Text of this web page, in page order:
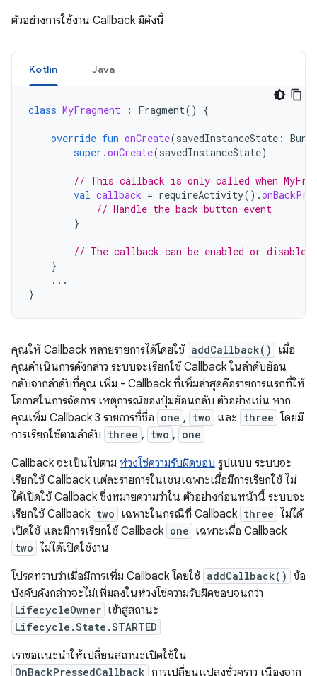
ตัวอย่างการใช้งาน Callback มีดังนี้
Kotlin Java
class MyFragment : Fragment() {
override fun onCreate(savedInstanceState :
super .onCreate(savedInstanceState)
// This callback is only called when
val callback = requireActivity().
// Handle the back button event
}
// The callback can be enabled or
}
...
}
คุณให้ Callback หลายรายการได้โดยใช้ addCallback()
เมื่อ
คุณดำเนินการดังกล่าว ระบบจะเรียกใช้ Callback ในลำดับย้อน
กลับจากลำดับที่คุณ เพิ่ม - Callback ที่เพิ่มล่าสุดคือรายการแรกที่ให้
โอกาสในการจัดการ เหตุการณ์ของปุ่มย้อนกลับ ตัวอย่างเช่น หาก
คุณเพิ่ม Callback 3 รายการที่ชื่อ one , two และ three โดยมี
การเรียกใช้ตามลำดับ three , two , one
Callback จะเป็นไปตาม ห่วงโซ่ความรับผิดชอบ รูปแบบ ระบบจะ
เรียกใช้ Callback แต่ละรายการในเชนเฉพาะเมื่อมีการเรียกใช้ ไม่
ได้เปิดใช้ Callback ซึ่งหมายความว่าใน ตัวอย่างก่อนหน้านี้ ระบบจะ
เรียกใช้ Callback two เฉพาะในกรณีที่ Callback three ไม่ได้
เปิดใช้ และมีการเรียกใช้ Callback one เฉพาะเมื่อ Callback
two ไม่ได้เปิดใช้งาน
โปรดทราบว่าเมื่อมีการเพิ่ม Callback โดยใช้ addCallback() ข้อ
บังคับดังกล่าวจะไม่เพิ่มลงในห่วงโซ่ความรับผิดชอบจนกว่า
LifecycleOwner เข้าสู่สถานะ
Lifecycle.State.STARTED
เราขอแนะนำให้เปลี่ยนสถานะเปิดใช้ใน
OnBackPressedCallback การเปลี่ยนแปลงชั่วคราว เนื่องจาก